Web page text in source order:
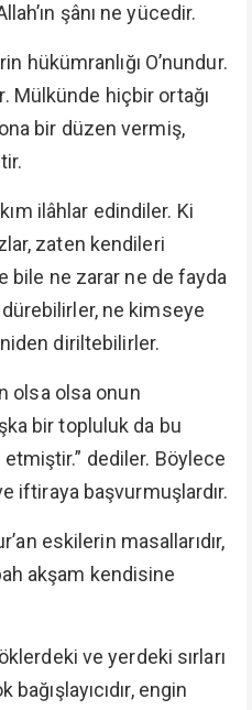
şânı ne yücedir.
hükümranlığı O’nundur.
Mülkünde hiçbir ortağı
bir düzen vermiş,
ilâhlar edindiler. Ki
zaten kendileri
bile ne zarar ne de fayda
ne kimseye
diriltebilirler.
olsa olsa onun
bir topluluk da bu
dediler. Böylece
iftiraya başvurmuşlardır.
eskilerin masallarıdır,
akşam kendisine
ve yerdeki sırları
engin